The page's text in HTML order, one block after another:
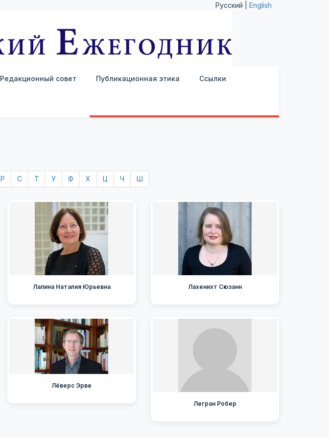
Русский | English
Редакционный совет Публикационная этика Ссылки
Р С Т У Ф Х Ц Ч Ш
Лапина Наталия Юрьевна Лахенихт Сюзанн
Лёверс Эрве
Легран Робер